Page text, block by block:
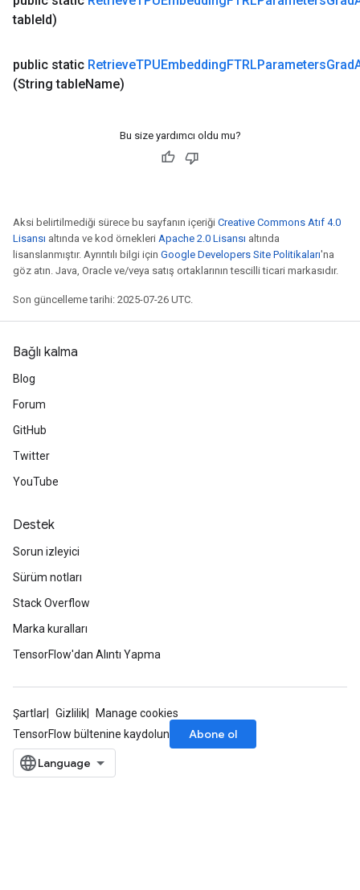
tableId)
public static RetrieveTPUEmbeddingFTRLParametersGrad
(String tableName)
Bu size yardımcı oldu mu?
Aksi belirtilmediği sürece bu sayfanın içeriği Creative Commons Atıf 4.0
Lisansı altında ve kod örnekleri Apache 2.0 Lisansı altında
lisanslanmıştır. Ayrıntılı bilgi için Google Developers Site Politikaları'na
göz atın. Java, Oracle ve/veya satış ortaklarının tescilli ticari markasıdır.
Son güncelleme tarihi: 2025-07-26 UTC.
Bağlı kalma
Blog
Forum
GitHub
Twitter
YouTube
Destek
Sorun izleyici
Sürüm notları
Stack Overflow
Marka kuralları
TensorFlow'dan Alıntı Yapma
Şartlar Gizlilik
Manage cookies
TensorFlow bültenine kaydolun
Abone ol